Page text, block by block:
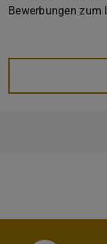
Bewerbungen zum